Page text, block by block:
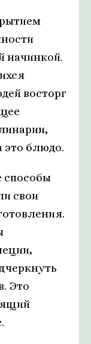
начинкой.
восторг
это блюдо.
способы
свои
Это